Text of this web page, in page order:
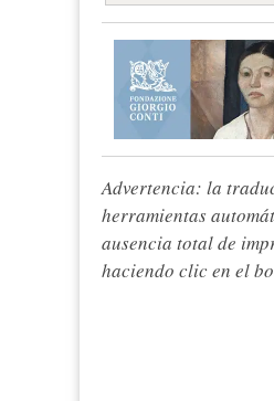
Advertencia: la
herramientas
ausencia total de
haciendo clic en el